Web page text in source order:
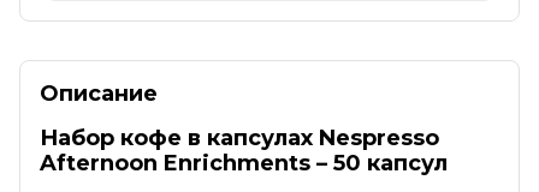
Описание
Набор кофе в капсулах Nespresso
Afternoon Enrichments – 50 капсул